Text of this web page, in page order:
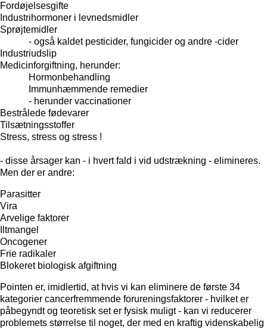
Fordøjelsesgifte
Industrihormoner i levnedsmidler
Sprøjtemidler
- også kaldet pesticider, fungicider og andre -cider
Industriudslip
Medicinforgiftning, herunder:
Hormonbehandling
Immunhæmmende remedier
- herunder vaccinationer
Bestrålede fødevarer
Tilsætningsstoffer
Stress, stress og stress !
- disse årsager kan - i hvert fald i vid udstrækning - elimineres.
Men der er andre:
Parasitter
Vira
Arvelige faktorer
Iltmangel
Oncogener
Frie radikaler
Blokeret biologisk afgiftning
Pointen er, imidlertid, at hvis vi kan eliminere de første 34
kategorier cancerfremmende forureningsfaktorer - hvilket er
påbegyndt og teoretisk set er fysisk muligt - kan vi reducerer
problemets størrelse til noget, der med en kraftig videnskabelig